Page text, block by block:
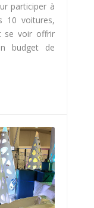
participer à
10 voitures,
se voir offrir
budget de